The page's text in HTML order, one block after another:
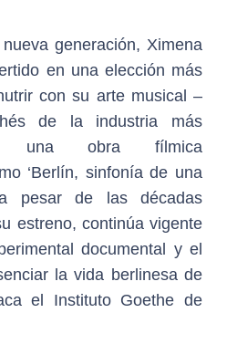
generación, Ximena
en una elección más
con su arte musical –
de la industria más
a una obra fílmica
‘Berlín, sinfonía de una
pesar de las décadas
estreno, continúa vigente
documental y el
la vida berlinesa de
el Instituto Goethe de